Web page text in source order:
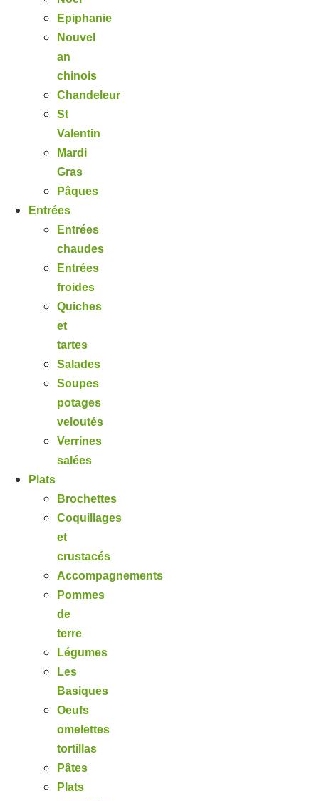
Epiphanie
Nouvel
an
chinois
Chandeleur
St
Valentin
Mardi
Gras
Pâques
Entrées
Entrées
chaudes
Entrées
froides
Quiches
et
tartes
Salades
Soupes
potages
veloutés
Verrines
salées
Plats
Brochettes
Coquillages
et
crustacés
Accompagnements
Pommes
de
terre
Légumes
Les
Basiques
Oeufs
omelettes
tortillas
Pâtes
Plats